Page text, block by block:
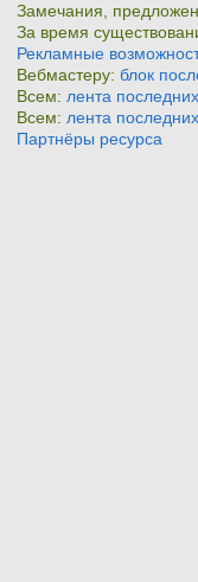
Замечания,
За время
Рекламные
Вебмастеру:блок
Всем: лента
Всем: лента
Партнёры ресурса